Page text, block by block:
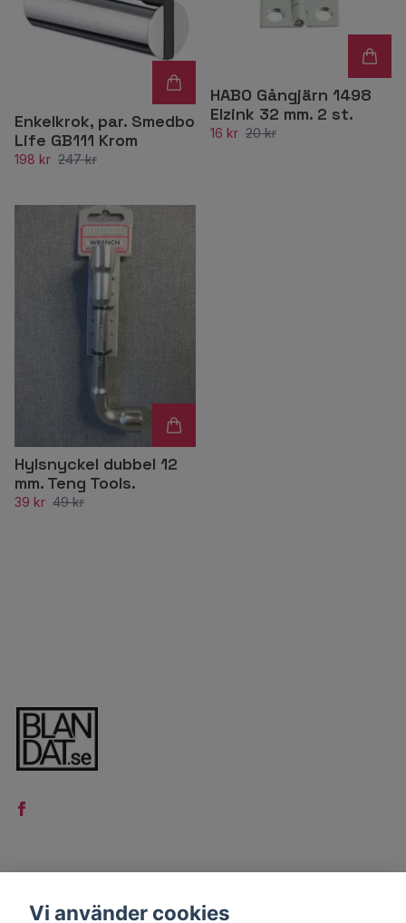
Enkelkrok, par. Smedbo
Life GB111 Krom
198 kr 247 kr
HABO Gångjärn 1498
Elzink 32 mm. 2 st.
16 kr 20 kr
Hylsnyckel dubbel 12
mm. Teng Tools.
39 kr 49 kr
Vi använder cookies